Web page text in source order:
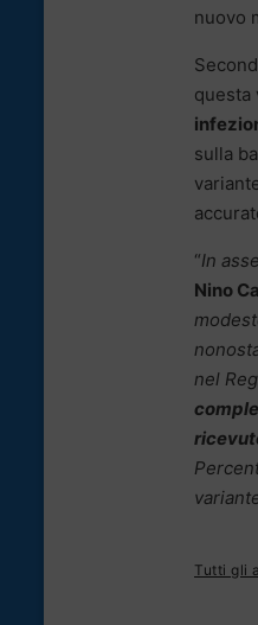
nuovo
questa
sulla
“In
Nino
nel
Tutti gli